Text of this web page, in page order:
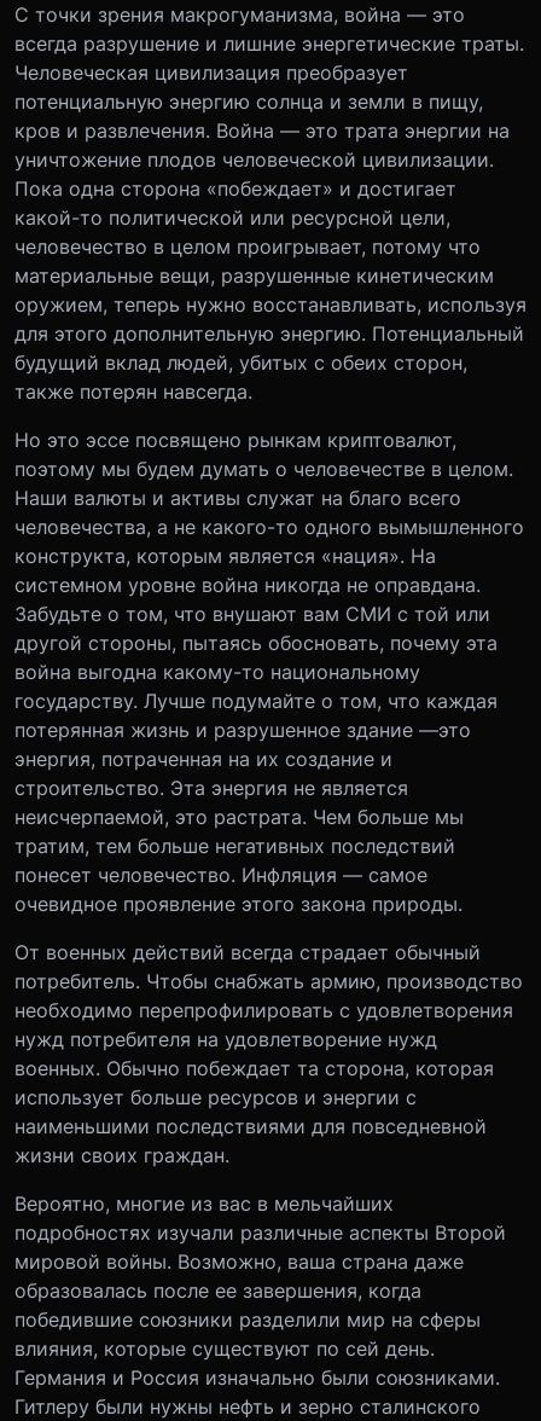
С точки зрения макрогуманизма, война — это
всегда разрушение и лишние энергетические траты.
Человеческая цивилизация преобразует
потенциальную энергию солнца и земли в пищу,
кров и развлечения. Война — это трата энергии на
уничтожение плодов человеческой цивилизации.
Пока одна сторона «побеждает» и достигает
какой-то политической или ресурсной цели,
человечество в целом проигрывает, потому что
материальные вещи, разрушенные кинетическим
оружием, теперь нужно восстанавливать, используя
для этого дополнительную энергию. Потенциальный
будущий вклад людей, убитых с обеих сторон,
также потерян навсегда.
Но это эссе посвящено рынкам криптовалют,
поэтому мы будем думать о человечестве в целом.
Наши валюты и активы служат на благо всего
человечества, а не какого-то одного вымышленного
конструкта, которым является «нация». На
системном уровне война никогда не оправдана.
Забудьте о том, что внушают вам СМИ с той или
другой стороны, пытаясь обосновать, почему эта
война выгодна какому-то национальному
государству. Лучше подумайте о том, что каждая
потерянная жизнь и разрушенное здание —это
энергия, потраченная на их создание и
строительство. Эта энергия не является
неисчерпаемой, это растрата. Чем больше мы
тратим, тем больше негативных последствий
понесет человечество. Инфляция — самое
очевидное проявление этого закона природы.
От военных действий всегда страдает обычный
потребитель. Чтобы снабжать армию, производство
необходимо перепрофилировать с удовлетворения
нужд потребителя на удовлетворение нужд
военных. Обычно побеждает та сторона, которая
использует больше ресурсов и энергии с
наименьшими последствиями для повседневной
жизни своих граждан.
Вероятно, многие из вас в мельчайших
подробностях изучали различные аспекты Второй
мировой войны. Возможно, ваша страна даже
образовалась после ее завершения, когда
победившие союзники разделили мир на сферы
влияния, которые существуют по сей день.
Германия и Россия изначально были союзниками.
Гитлеру были нужны нефть и зерно сталинского